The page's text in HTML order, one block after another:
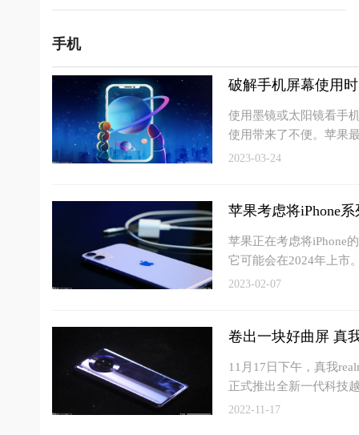
地块,住
手机
破解手机屏幕使用
使用墨镜或太阳镜看手
使用带来了不便。苹果
2023-03-24
苹果考虑将iPhone
苹果正在考虑将iPhone
它可能会在2024年上市
2023-02-07
卷出一块好曲屏 真
11月17日下午，真我
正式推出全新一代科技
2022-11-17